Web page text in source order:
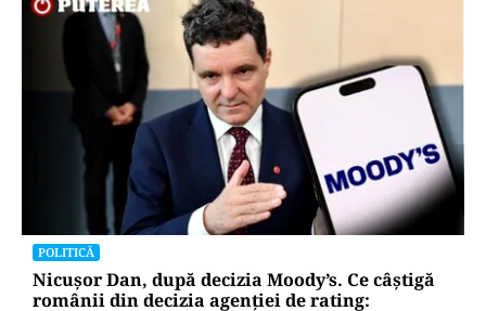
Primele două barje, scufundate cu succes în
Dunăre. Radu Miruță: „Este o procedură lentă
pentru a se așeza cât mai bine”